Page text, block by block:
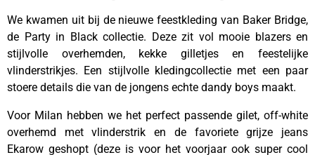
We kwamen uit bij de nieuwe feestkleding van Baker Bridge,
de Party in Black collectie. Deze zit vol mooie blazers en
stijlvolle overhemden, kekke gilletjes en feestelijke
vlinderstrikjes. Een stijlvolle kledingcollectie met een paar
stoere details die van de jongens echte dandy boys maakt.
Voor Milan hebben we het perfect passende gilet, off-white
overhemd met vlinderstrik en de favoriete grijze jeans
Ekarow geshopt (deze is voor het voorjaar ook super cool